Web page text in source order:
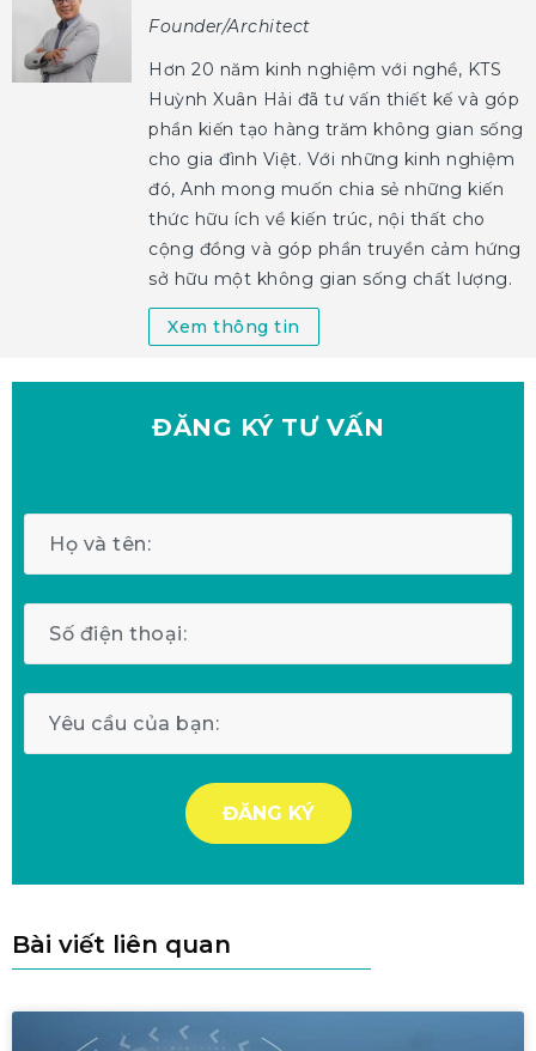
Founder/Architect
Hơn 20 năm kinh nghiệm với nghề, KTS
Huỳnh Xuân Hải đã tư vấn thiết kế và góp
phần kiến tạo hàng trăm không gian sống
cho gia đình Việt. Với những kinh nghiệm
đó, Anh mong muốn chia sẻ những kiến
thức hữu ích về kiến trúc, nội thất cho
cộng đồng và góp phần truyền cảm hứng
sở hữu một không gian sống chất lượng.
Xem thông tin
ĐĂNG KÝ TƯ VẤN
Bài viết liên quan